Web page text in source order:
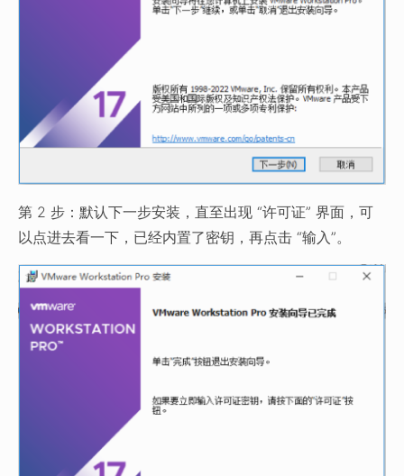
第 2 步：默认下一步安装，直至出现 “许可证” 界面，可
以点进去看一下，已经内置了密钥，再点击 “输入”。